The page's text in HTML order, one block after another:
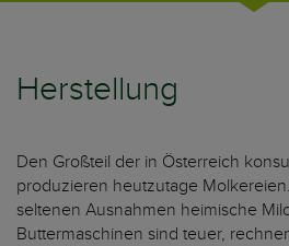
Herstellung
Den Großteil der in Österreich
produzieren heutzutage
seltenen Ausnahmen heimische
Buttermaschinen sind teuer,